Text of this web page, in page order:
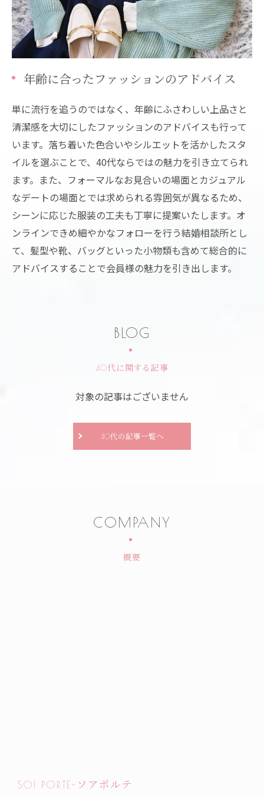
年齢に合ったファッションのアドバイス
単に流行を追うのではなく、年齢にふさわしい上品さと
清潔感を大切にしたファッションのアドバイスも行って
います。落ち着いた色合いやシルエットを活かしたスタ
イルを選ぶことで、40代ならではの魅力を引き立てられ
ます。また、フォーマルなお見合いの場面とカジュアル
なデートの場面とでは求められる雰囲気が異なるため、
シーンに応じた服装の工夫も丁寧に提案いたします。オ
ンラインできめ細やかなフォローを行う結婚相談所とし
て、髪型や靴、バッグといった小物類も含めて総合的に
アドバイスすることで会員様の魅力を引き出します。
BLOG
40代に関する記事
対象の記事はございません
40代の記事一覧へ
COMPANY
概要
SOI PORTE-ソアポルテ